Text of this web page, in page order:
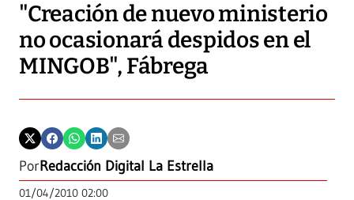
"Creación de nuevo ministerio
no ocasionará despidos en el
MINGOB", Fábrega
PorRedacción Digital La Estrella
01/04/2010 02:00